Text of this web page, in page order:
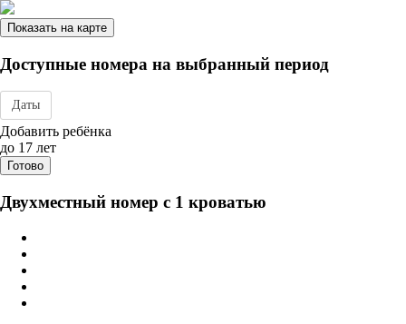
Показать на карте
Доступные номера на выбранный период
Даты
Дата заезда - отъезда
Добавить ребёнка
до 17 лет
Готово
Двухместный номер с 1 кроватью